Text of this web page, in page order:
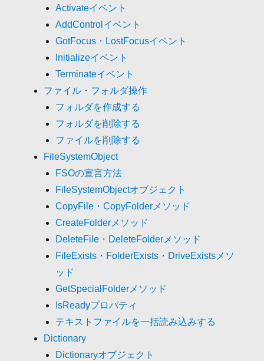
Activateイベント
AddControlイベント
GotFocus・LostFocusイベント
Initializeイベント
Terminateイベント
ファイル・フォルダ操作
フォルダを作成する
フォルダを削除する
ファイルを削除する
FileSystemObject
FSOの宣言方法
FileSystemObjectオブジェクト
CopyFile・CopyFolderメソッド
CreateFolderメソッド
DeleteFile・DeleteFolderメソッド
FileExists・FolderExists・DriveExistsメソ
ッド
GetSpecialFolderメソッド
IsReadyプロパティ
テキストファイルを一括読み込みする
Dictionary
Dictionaryオブジェクト